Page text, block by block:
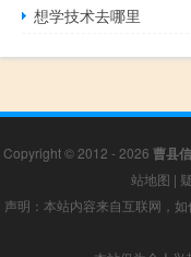
想学技术去哪里
Copyright © 2012 - 2026 曹县
站地图 |
声明：本站内容来自互联网，